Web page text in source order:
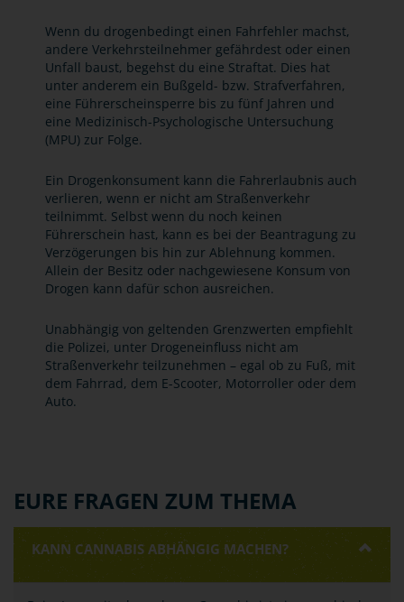
Wenn du drogenbedingt einen Fahrfehler machst,
andere Verkehrsteilnehmer gefährdest oder einen
Unfall baust, begehst du eine Straftat. Dies hat
unter anderem ein Bußgeld- bzw. Strafverfahren,
eine Führerscheinsperre bis zu fünf Jahren und
eine Medizinisch-Psychologische Untersuchung
(MPU) zur Folge.
Ein Drogenkonsument kann die Fahrerlaubnis auch
verlieren, wenn er nicht am Straßenverkehr
teilnimmt. Selbst wenn du noch keinen
Führerschein hast, kann es bei der Beantragung zu
Verzögerungen bis hin zur Ablehnung kommen.
Allein der Besitz oder nachgewiesene Konsum von
Drogen kann dafür schon ausreichen.
Unabhängig von geltenden Grenzwerten empfiehlt
die Polizei, unter Drogeneinfluss nicht am
Straßenverkehr teilzunehmen – egal ob zu Fuß, mit
dem Fahrrad, dem E-Scooter, Motorroller oder dem
Auto.
EURE FRAGEN ZUM THEMA
KANN CANNABIS ABHÄNGIG MACHEN?